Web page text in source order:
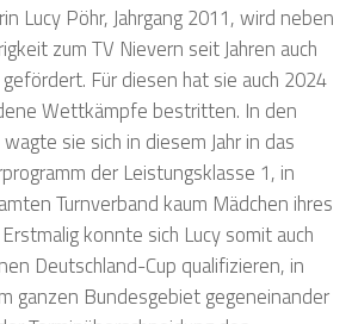
Lucy Pöhr, Jahrgang 2011, wird neben
zum TV Nievern seit Jahren auch
Für diesen hat sie auch 2024
Wettkämpfe bestritten. In den
sie sich in diesem Jahr in das
der Leistungsklasse 1, in
Turnverband kaum Mädchen ihres
konnte sich Lucy somit auch
Deutschland-Cup qualifizieren, in
ganzen Bundesgebiet gegeneinander